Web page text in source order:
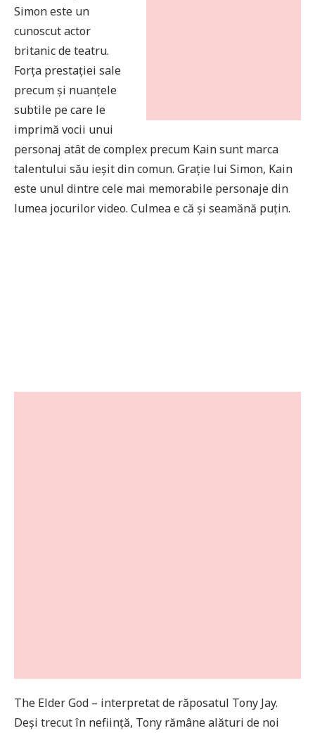
Simon este un
cunoscut actor
britanic de teatru.
Forța prestației sale
precum și nuanțele
subtile pe care le
imprimă vocii unui
personaj atât de complex precum Kain sunt marca
talentului său ieșit din comun. Grație lui Simon, Kain
este unul dintre cele mai memorabile personaje din
lumea jocurilor video. Culmea e că și seamănă puțin.
The Elder God – interpretat de răposatul Tony Jay.
Deși trecut în neființă, Tony rămâne alături de noi